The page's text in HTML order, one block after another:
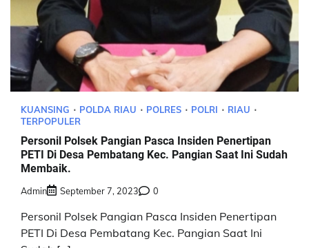
KUANSING POLDA RIAU POLRES POLRI
RIAU
TERPOPULER
Personil Polsek Pangian Pasca Insiden Penertipan
PETI Di Desa Pembatang Kec. Pangian Saat Ini Sudah
Membaik.
Admin September 7, 2023 0
Personil Polsek Pangian Pasca Insiden Penertipan
PETI Di Desa Pembatang Kec. Pangian Saat Ini